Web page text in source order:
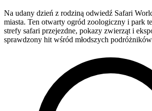
Na udany dzień z rodziną odwiedź Safari
miasta. Ten otwarty ogród zoologiczny i park
strefy safari przejezdne, pokazy zwierząt i
sprawdzony hit wśród młodszych